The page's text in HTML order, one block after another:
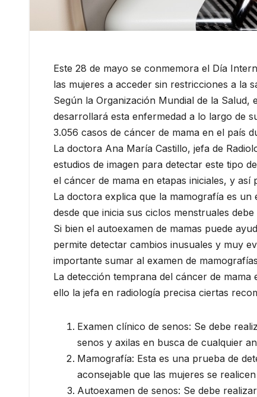
Este 28 de mayo se conmemora el Día
las mujeres a acceder sin restricciones a la
Según la Organización Mundial de la Salud,
desarrollará esta enfermedad a lo largo de
3.056 casos de cáncer de mama en el país
La doctora Ana María Castillo, jefa de
estudios de imagen para detectar este tipo
el cáncer de mama en etapas iniciales, y
La doctora explica que la mamografía es
desde que inicia sus ciclos menstruales
Si bien el autoexamen de mamas puede
permite detectar cambios inusuales y muy
importante sumar al examen de
La detección temprana del cáncer de
ello la jefa en radiología precisa ciertas
Examen clínico de senos: Se debe
senos y axilas en busca de cualquier
Mamografía: Esta es una prueba de
aconsejable que las mujeres se
Autoexamen de senos: Se debe